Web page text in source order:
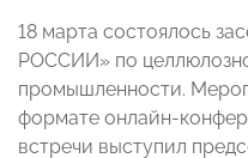
18 марта состоялось
РОССИИ» по
промышленности.
формате онлайн-
встречи выступил